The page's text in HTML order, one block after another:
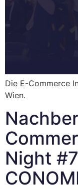
Die E-Commerce
Wien.
Night